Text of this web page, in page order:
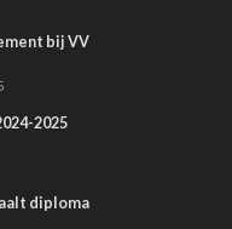
bij VV
2025
diploma